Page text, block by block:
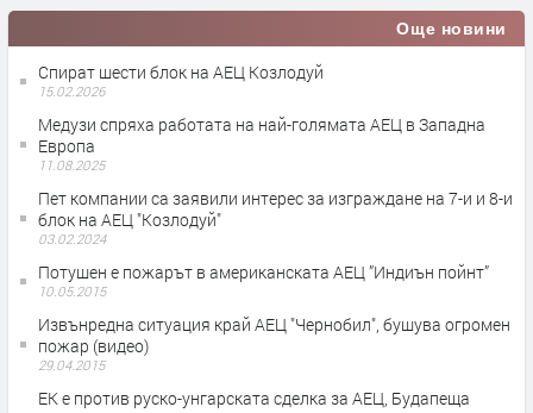
Още новини
Спират шести блок на АЕЦ Козлодуй
15.02.2026
Медузи спряха работата на най-голямата АЕЦ в Западна
Европа
11.08.2025
Пет компании са заявили интерес за изграждане на 7-и и 8-и
блок на АЕЦ "Козлодуй"
03.02.2024
Потушен е пожарът в американската АЕЦ ”Индиън пойнт”
10.05.2015
Извънредна ситуация край АЕЦ "Чернобил", бушува огромен
пожар (видео)
29.04.2015
ЕК е против руско-унгарската сделка за АЕЦ, Будапеща